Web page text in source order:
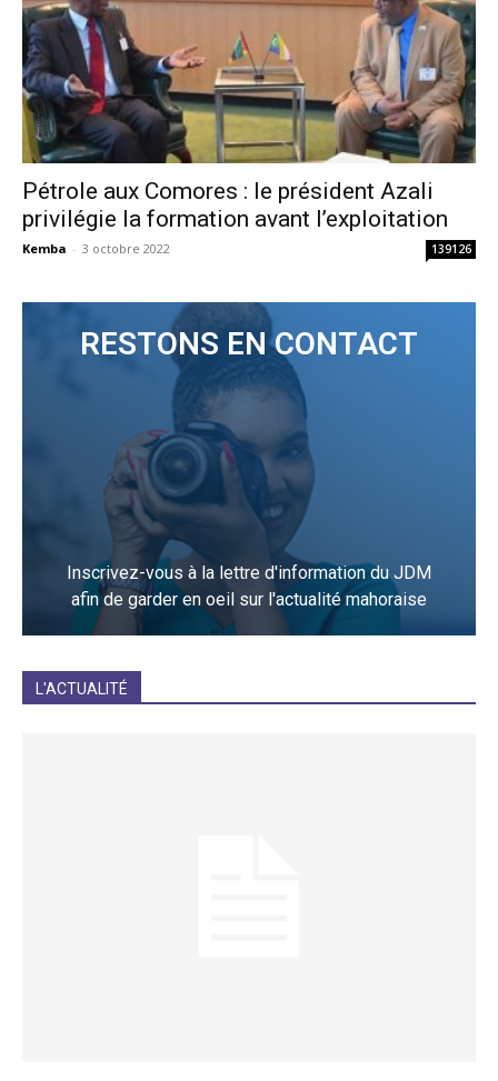
Pétrole aux Comores : le président Azali
privilégie la formation avant l’exploitation
Kemba - 3 octobre 2022 139126
RESTONS EN CONTACT
Inscrivez-vous à la lettre d'information du JDM
afin de garder en oeil sur l'actualité mahoraise
L'ACTUALITÉ